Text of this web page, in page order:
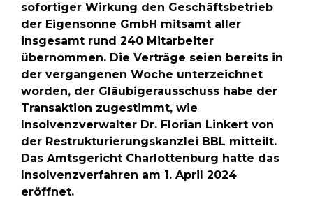
sofortiger Wirkung den Geschäftsbetrieb
der Eigensonne GmbH mitsamt aller
insgesamt rund 240 Mitarbeiter
übernommen. Die Verträge seien bereits in
der vergangenen Woche unterzeichnet
worden, der Gläubigerausschuss habe der
Transaktion zugestimmt, wie
Insolvenzverwalter Dr. Florian Linkert von
der Restrukturierungskanzlei BBL mitteilt.
Das Amtsgericht Charlottenburg hatte das
Insolvenzverfahren am 1. April 2024
eröffnet.